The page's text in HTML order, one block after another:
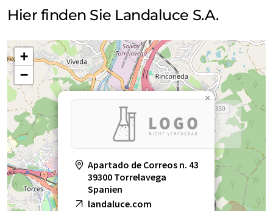
Hier finden Sie Landaluce S.A.
Apartado de Correos n. 43
39300 Torrelavega
Spanien
landaluce.com
×
+
−